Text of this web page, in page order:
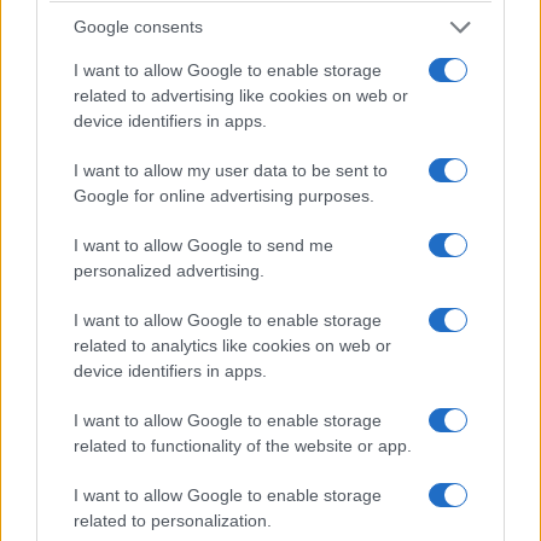
Google consents
I want to allow Google to enable storage
related to advertising like cookies on web or
device identifiers in apps.
I want to allow my user data to be sent to
Google for online advertising purposes.
I want to allow Google to send me
personalized advertising.
I want to allow Google to enable storage
related to analytics like cookies on web or
device identifiers in apps.
I want to allow Google to enable storage
related to functionality of the website or app.
I want to allow Google to enable storage
related to personalization.
Όταν το φως γίνεται
απόφαση – Του
Σεβασμιωτάτου
Μητροπολίτου
και Εορδαίας
Ειρηναίου
6 Αυγούστου 2026, 4:04 μμ
«Μαζί για την
παραπλανητικός
φακός του κ. Μαλούτα
ο νυν Δήμαρχος
ΠΟΛΙΤΙΣΜΌΣ ΤΟΠΙΚΉ ΕΠΙΚΑΙΡΌΤΗΤΑ